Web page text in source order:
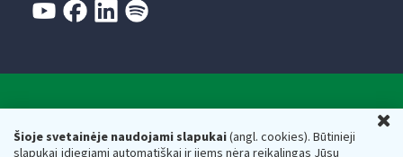
Šioje svetainėje naudojami slapukai(angl. cookies). Būtinieji
slapukai įdiegiami automatiškai ir jiems nėra reikalingas Jūsų
Respublikos finansų ministerijos